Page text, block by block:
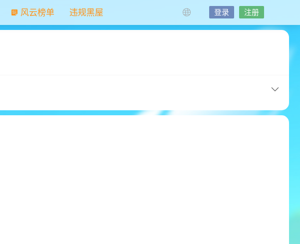
风云榜单 违规黑屋 登录 注册